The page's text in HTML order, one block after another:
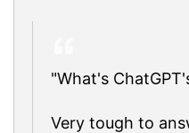
"What's
Very tough to